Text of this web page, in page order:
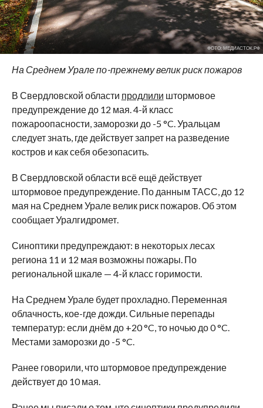
ФОТО: МЕДИАСТОК.РФ
На Среднем Урале по-прежнему велик риск пожаров
В Свердловской области продлили штормовое
предупреждение до 12 мая. 4-й класс
пожароопасности, заморозки до -5 °C. Уральцам
следует знать, где действует запрет на разведение
костров и как себя обезопасить.
В Свердловской области всё ещё действует
штормовое предупреждение. По данным ТАСС, до 12
мая на Среднем Урале велик риск пожаров. Об этом
сообщает Уралгидромет.
Синоптики предупреждают: в некоторых лесах
региона 11 и 12 мая возможны пожары. По
региональной шкале — 4-й класс горимости.
На Среднем Урале будет прохладно. Переменная
облачность, кое-где дожди. Сильные перепады
температур: если днём до +20 °C, то ночью до 0 °C.
Местами заморозки до -5 °C.
Ранее говорили, что штормовое предупреждение
действует до 10 мая.